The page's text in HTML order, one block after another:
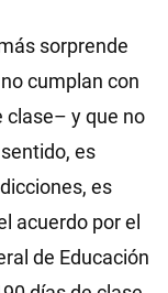
sorprende
cumplan con
clase– y que no
es
es
acuerdo por el
de Educación